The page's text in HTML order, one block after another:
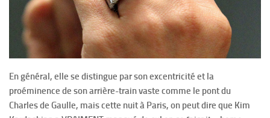
En général, elle se distingue par son excentricité et la
proéminence de son arrière-train vaste comme le pont du
Charles de Gaulle, mais cette nuit à Paris, on peut dire que Kim